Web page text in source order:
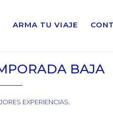
ARMA TU VIAJE
BAJA
EXPERIENCIAS.